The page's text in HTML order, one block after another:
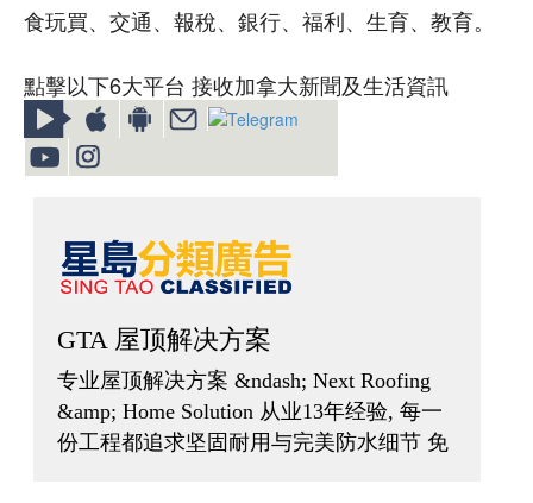
食玩買、交通、報稅、銀行、福利、生育、教育。
點擊以下6大平台 接收加拿大新聞及生活資訊